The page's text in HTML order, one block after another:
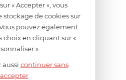
« Accepter », vous
stockage de cookies sur
pouvez également
choix en cliquant sur «
»
aussi continuer sans
accepter